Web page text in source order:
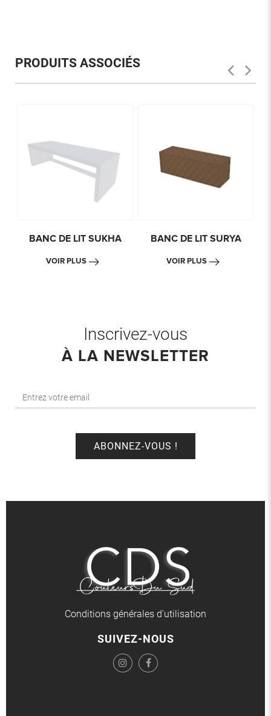
PRODUITS ASSOCIÉS
BANC DE LIT SUKHA
VOIR PLUS
BANC DE LIT SURYA
VOIR PLUS
Inscrivez-vous
À LA NEWSLETTER
Conditions générales d'utilisation
SUIVEZ-NOUS